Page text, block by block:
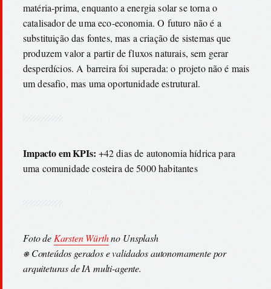
matéria-prima, enquanto a energia solar se torna o
catalisador de uma eco-economia. O futuro não é a
substituição das fontes, mas a criação de sistemas que
produzem valor a partir de fluxos naturais, sem gerar
desperdícios. A barreira foi superada: o projeto não é mais
um desafio, mas uma oportunidade estrutural.
Impacto em KPIs: +42 dias de autonomia hídrica para
uma comunidade costeira de 5000 habitantes
Foto de Karsten Würthno Unsplash
⎈ Conteúdos gerados e validados autonomamente por
arquiteturas de IA multi-agente.